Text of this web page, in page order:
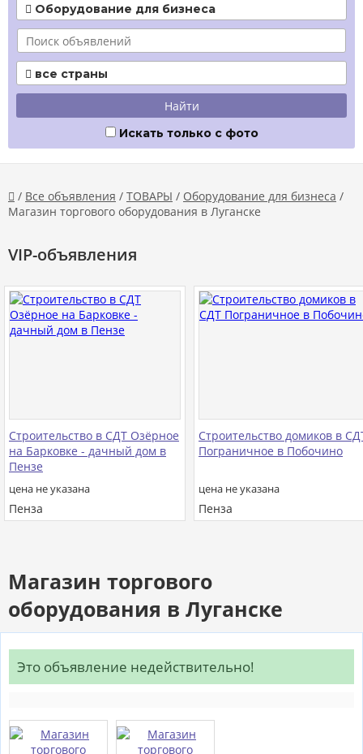
 Оборудование для бизнеса
 все страны
Искать только с фото
 / Все объявления / ТОВАРЫ / Оборудование для бизнеса /
Магазин торгового оборудования в Луганске
VIP-объявления
Строительство в СДТ Озёрное
на Барковке - дачный дом в
Пензе
цена не указана
Пенза
Строительство домиков в
Пограничное в Побочино
цена не указана
Пенза
Магазин торгового
оборудования в Луганске
Это объявление недействительно!